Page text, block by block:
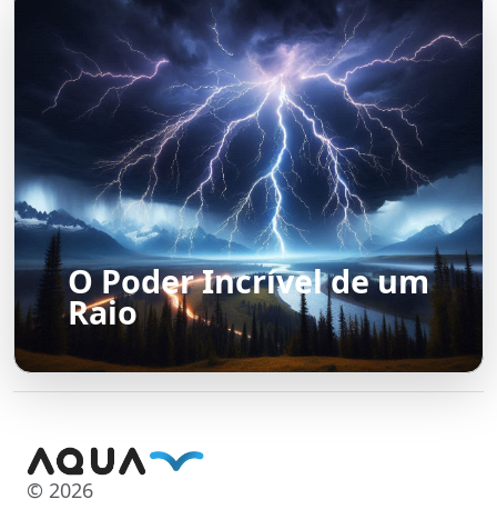
O Poder Incrível de um
Raio
© 2026